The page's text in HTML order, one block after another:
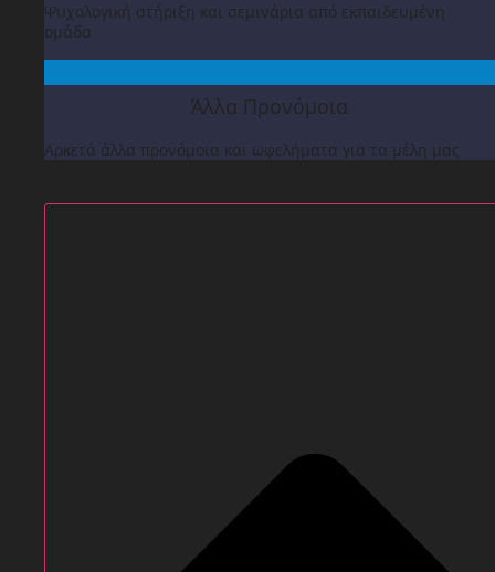
Ψυχολογική στήριξη και σεμινάρια από εκπαιδευμένη
ομάδα
Άλλα Προνόμοια
Αρκετά άλλα προνόμοια και ωφελήματα για τα μέλη μας